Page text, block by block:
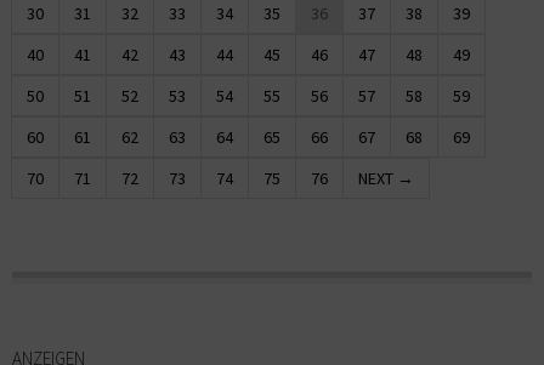
30
31 32 33 34 35 36 37 38
39
40
41 42 43 44 45 46 47 48
49
50
51 52 53 54 55 56 57 58
59
60
61 62 63 64 65 66 67 68
69
70
71 72 73 74 75 76 NEXT →
ANZEIGEN